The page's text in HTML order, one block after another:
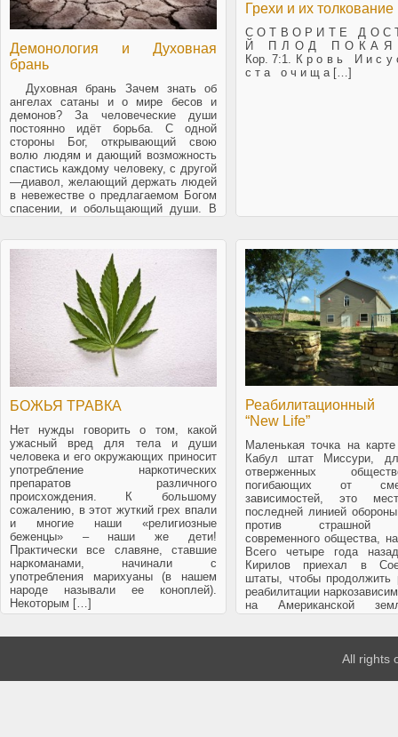
Демонология и Духовная
брань
Духовная брань Зачем знать об
ангелах сатаны и о мире бесов и
демонов? За человеческие души
постоянно идёт борьба. С одной
стороны Бог, открывающий свою
волю людям и дающий возможность
спастись каждому человеку, с другой
—диавол, желающий держать людей
в невежестве о предлагаемом Богом
спасении, и обольщающий души. В
Грехи и их толкование
С О Т В О Р И Т Е Д О С
Й П Л О Д П О К А Я
Кор. 7:1. К р о в ь И и с
с т а о ч и щ а […]
БОЖЬЯ ТРАВКА
Нет нужды говорить о том, какой
ужасный вред для тела и души
человека и его окружающих приносит
употребление наркотических
препаратов различного
происхождения. К большому
сожалению, в этот жуткий грех впали
и многие наши «религиозные
беженцы» – наши же дети!
Практически все славяне, ставшие
наркоманами, начинали с
употребления марихуаны (в нашем
народе называли ее коноплей).
Некоторым […]
“New Life”
Маленькая точка на
Кабул штат Миссури,
отверженных
погибающих от
зависимостей, это
последней линией
против страшной
современного общества,
Всего четыре года
Кирилов приехал в
штаты, чтобы продолжить
реабилитации
на Американской
All rights